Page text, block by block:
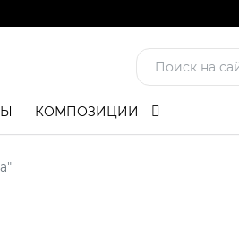
КОМПОЗИЦИИ